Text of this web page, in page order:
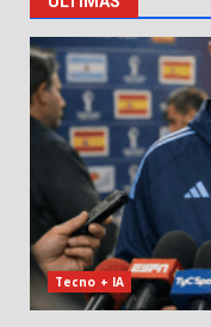
Tecno + IA